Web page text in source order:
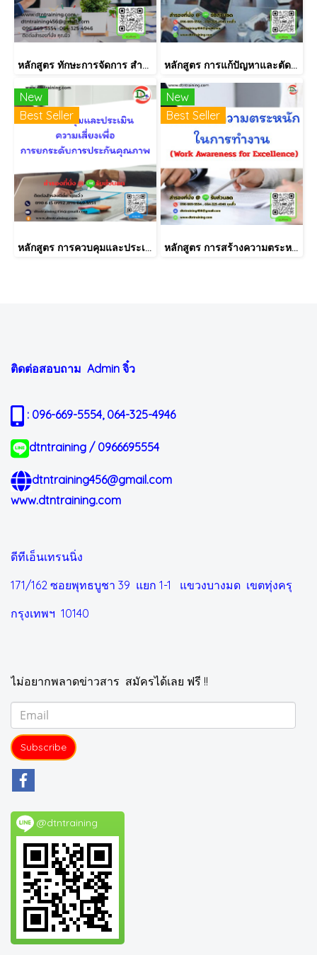
หลักสูตร ทักษะการจัดการ สำหรับเจ้าหน้าที่ฝึกอบรมมืออาชีพ Professional Training Officer Skills หลักสูตร การแก้ปัญหาและตัดสินใจ สำหรับหัวหน้างาน Problem solving & decision making for Manager
New
Best Seller
หลักสูตร การควบคุมและประเมินความเสี่ยงเพื่อการยกระดับการประกันคุณภาพในผลิตภัณฑ์
New
Best Seller
หลักสูตร การสร้างความตระหนักในการทำงาน (Work Awareness for Excellence)
ติดต่อสอบถาม Admin จิ๋ว
: 096-669-5554, 064-325-4946
dtntraining / 0966695554
dtntraining456@gmail.com
www.dtntraining.com
ดีทีเอ็นเทรนนิ่ง
171/162 ซอยพุทธบูชา 39 แยก 1-1 แขวงบางมด เขตทุ่งครุ
กรุงเทพฯ 10140
ไม่อยากพลาดข่าวสาร สมัครได้เลย ฟรี !!
Subscribe
@dtntraining